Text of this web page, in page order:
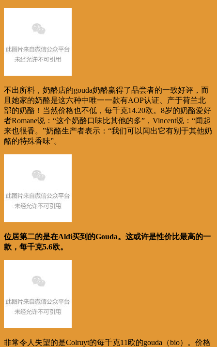
不出所料，奶酪店的gouda奶酪赢得了品尝者的一致好评，而
且她家的奶酪是这六种中唯一一款有AOP认证、产于荷兰北
部的奶酪！当然价格也不低，每千克14.20欧。8岁的奶酪爱好
者Romane说：“这个奶酪口味比其他的多”，Vincent说：“闻起
来也很香。”奶酪生产者表示：“我们可以闻出它有别于其他奶
酪的特殊香味”。
位居第二的是在Aldi买到的Gouda。这或许是性价比最高的一
款，每千克5.6欧。
非常令人失望的是Colruyt的每千克11欧的gouda（bio）。价格